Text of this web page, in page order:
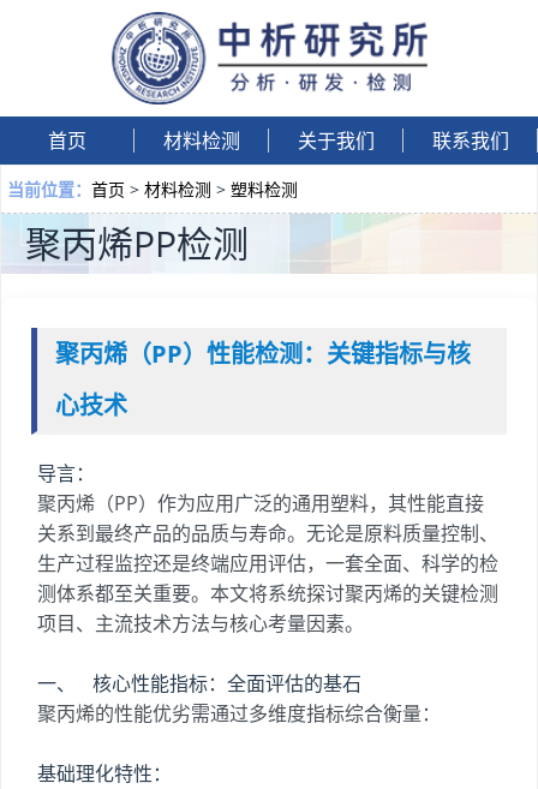
首页 材料检测 关于我们 联系我们
当前位置： 首页 > 材料检测 > 塑料检测
聚丙烯PP检测
聚丙烯（PP）性能检测：关键指标与核
心技术
导言：
聚丙烯（PP）作为应用广泛的通用塑料，其性能直接
关系到最终产品的品质与寿命。无论是原料质量控制、
生产过程监控还是终端应用评估，一套全面、科学的检
测体系都至关重要。本文将系统探讨聚丙烯的关键检测
项目、主流技术方法与核心考量因素。
一、 核心性能指标：全面评估的基石
聚丙烯的性能优劣需通过多维度指标综合衡量：
基础理化特性：